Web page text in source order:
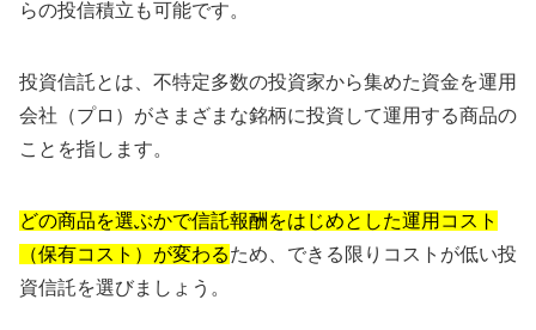
らの投信積立も可能です。
投資信託とは、不特定多数の投資家から集めた資金を運用
会社（プロ）がさまざまな銘柄に投資して運用する商品の
ことを指します。
どの商品を選ぶかで信託報酬をはじめとした運用コスト
（保有コスト）が変わるため、できる限りコストが低い投
資信託を選びましょう。